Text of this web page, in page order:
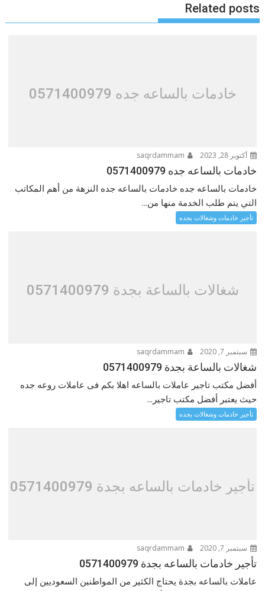
Related posts
خادمات بالساعه جده 0571400979
أكتوبر 28, 2023
خادمات بالساعه جده 0571400979
خادمات بالساعه جده خادمات بالساعه جده النزهة من أهم المكاتب
التي يتم طلب الخدمة منها من...
تأجير خادمات وشغالات بجده
شغالات بالساعة بجدة 0571400979
سبتمبر 7, 2020
شغالات بالساعة بجدة 0571400979
أفضل مكتب تاجير عاملات بالساعه اهلا بكم فى عاملات روعه جده
حيث يعتبر أفضل مكتب تاجير...
تأجير خادمات وشغالات بجده
تأجير خادمات بالساعه بجدة 0571400979
سبتمبر 7, 2020
تأجير خادمات بالساعه بجدة 0571400979
عاملات بالساعه بجدة يحتاج الكثير من المواطنين السعوديين إلى